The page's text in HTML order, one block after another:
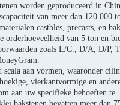
worden geproduceerd in
van meer dan 120.000
castbles, precasts, en
orderhoeveelheid van 5 ton en
zoals L/C., D/A, D/P,
scala aan vormen, waaronder
vierkantvormige en
aan uw specifieke behoeften te